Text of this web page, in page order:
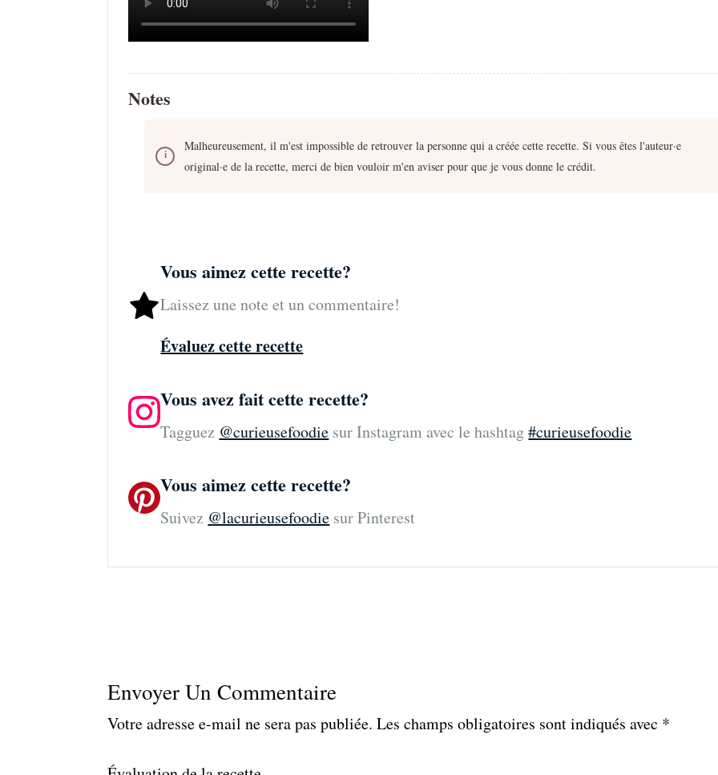
Notes
Malheureusement, il m'est impossible de retrouver la personne qui a créée cette recette. Si vous êtes l'auteur·e
original·e de la recette, merci de bien vouloir m'en aviser pour que je vous donne le crédit.
Vous aimez cette recette?
Laissez une note et un commentaire!
Évaluez cette recette
Vous avez fait cette recette?
Tagguez @curieusefoodie sur Instagram avec le hashtag#curieusefoodie
Vous aimez cette recette?
Suivez @lacurieusefoodie sur Pinterest
Envoyer Un Commentaire
Votre adresse e-mail ne sera pas publiée. Les champs obligatoires sont indiqués avec *